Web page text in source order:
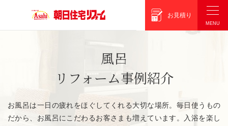
お見積り
風呂
リフォーム事例紹介
お風呂は一日の疲れをほぐしてくれる大切な場所。毎日使うもの
だから、お風呂にこだわるお客さまも増えています。入浴を楽し